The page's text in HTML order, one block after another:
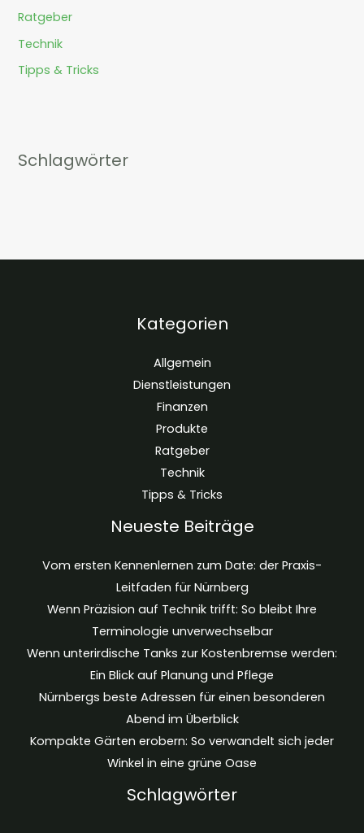
Ratgeber
Technik
Tipps & Tricks
Schlagwörter
Kategorien
Allgemein
Dienstleistungen
Finanzen
Produkte
Ratgeber
Technik
Tipps & Tricks
Neueste Beiträge
Vom ersten Kennenlernen zum Date: der Praxis-
Leitfaden für Nürnberg
Wenn Präzision auf Technik trifft: So bleibt Ihre
Terminologie unverwechselbar
Wenn unterirdische Tanks zur Kostenbremse werden:
Ein Blick auf Planung und Pflege
Nürnbergs beste Adressen für einen besonderen
Abend im Überblick
Kompakte Gärten erobern: So verwandelt sich jeder
Winkel in eine grüne Oase
Schlagwörter